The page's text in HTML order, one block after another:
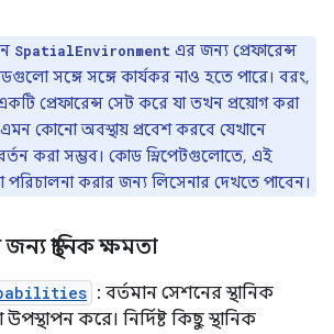
SpatialEnvironment এর জন্য প্রেফারেন্স
সঙ্গে সঙ্গে কার্যকর নাও হতে পারে। বরং,
প্রেফারেন্স সেট করে যা তখন প্রয়োগ করা
কোনো অবস্থায় প্রবেশ করবে যেখানে
করা সম্ভব। কোড স্নিপেটগুলোতে, এই
করার জন্য লিসেনার দেখতে পাবেন।
জন্য স্থানিক ক্ষমতা
: বর্তমান সেশনের স্থানিক
করে। নির্দিষ্ট কিছু স্থানিক